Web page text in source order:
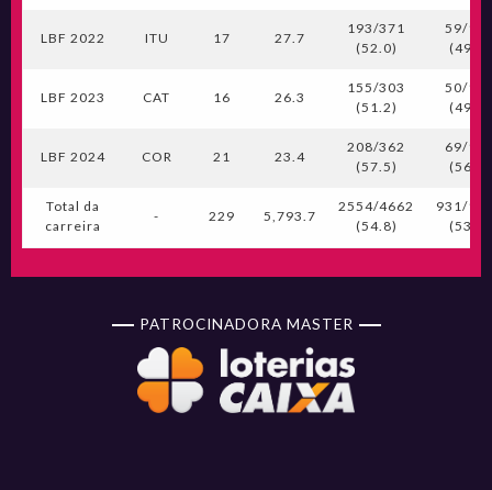
LBF 2022 ITU 17 27.7
193/371
(52.0)
59/
(49.2)
LBF 2023 CAT 16 26.3
155/303
(51.2)
50/
(49.0)
LBF 2024 COR 21 23.4
208/362
(57.5)
69/
(56.6)
Total da
carreira
- 229 5,793.7
2554/4662
(54.8)
931/
(53.2)
PATROCINADORA MASTER